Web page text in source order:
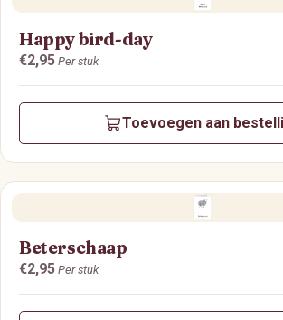
Happy bird-day
Prijs:
€2,95 Per stuk
Toevoegen aan
Beterschaap
Prijs:
€2,95 Per stuk